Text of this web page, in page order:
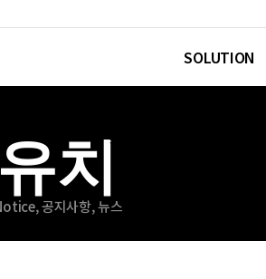
SOLUTION
치
,공지사항,뉴스